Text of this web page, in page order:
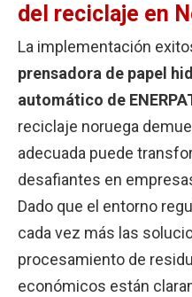
del reciclaje en
La implementación
prensadora de papel
automático de
reciclaje noruega
adecuada puede
desafiantes en
Dado que el entorno
cada vez más las
procesamiento de
económicos están